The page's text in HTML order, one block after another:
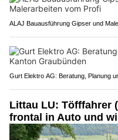
ALAJ Bauausführung Gipser und
Gurt Elektro AG: Beratung, Planung
Littau LU: Töfffahrer
frontal in Auto und